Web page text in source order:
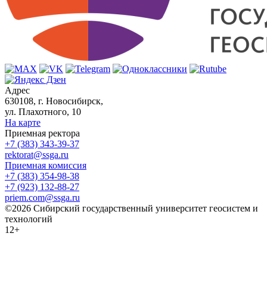
Адрес
630108, г. Новосибирск,
ул. Плахотного, 10
На карте
Приемная ректора
+7 (383) 343-39-37
rektorat@ssga.ru
Приемная комиссия
+7 (383) 354-98-38
+7 (923) 132-88-27
priem.com@ssga.ru
©2026 Сибирский государственный университет геосистем и
технологий
12+